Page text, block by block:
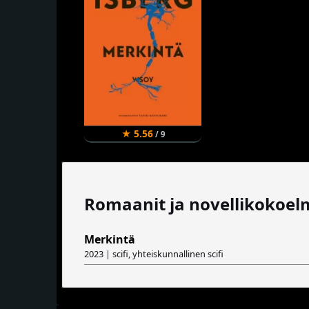
★ 5.56/ 9
Romaanit ja
Merkintä
2023 | scifi, yhteiskunnallinen scifi